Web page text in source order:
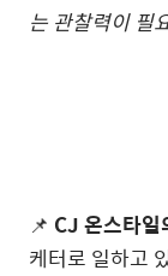
는 관찰력이 필
📌 CJ 온스타일
케터로 일하고